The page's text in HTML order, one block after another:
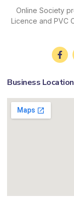
Online Society
Licence and PVC
Business Location